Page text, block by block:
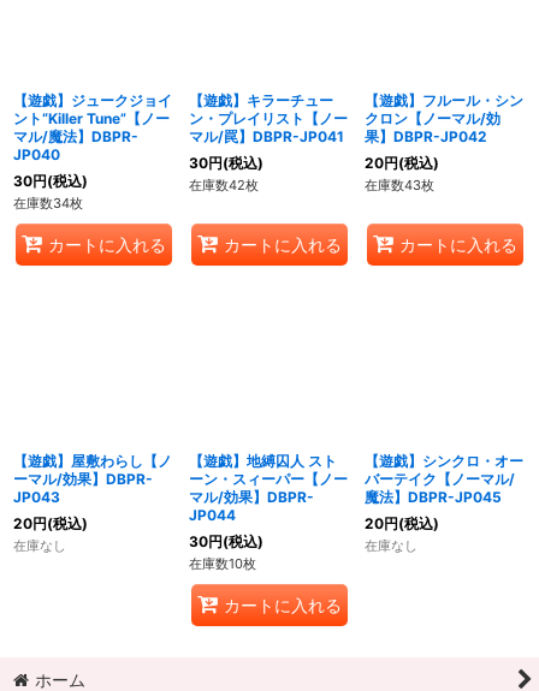
【遊戯】ジュークジョイ
ント“Killer Tune”【ノー
マル/魔法】DBPR-
JP040
30円(税込)
在庫数34枚
カートに入れる
【遊戯】キラーチュー
ン・プレイリスト【ノー
マル/罠】DBPR-JP041
30円(税込)
在庫数42枚
カートに入れる
【遊戯】フルール・シン
クロン【ノーマル/効
果】DBPR-JP042
20円(税込)
在庫数43枚
カートに入れる
【遊戯】屋敷わらし【ノ
ーマル/効果】DBPR-
JP043
20円(税込)
在庫なし
【遊戯】地縛囚人 スト
ーン・スィーパー【ノー
マル/効果】DBPR-
JP044
30円(税込)
在庫数10枚
カートに入れる
【遊戯】シンクロ・オー
バーテイク【ノーマル/
魔法】DBPR-JP045
20円(税込)
在庫なし
ホーム